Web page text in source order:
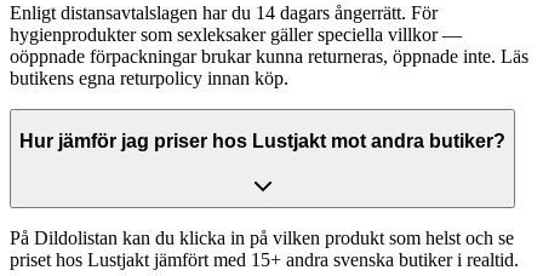
Enligt distansavtalslagen har du 14 dagars ångerrätt. För
hygienprodukter som sexleksaker gäller speciella villkor —
oöppnade förpackningar brukar kunna returneras, öppnade inte. Läs
butikens egna returpolicy innan köp.
Hur jämför jag priser hos Lustjakt mot andra butiker?
På Dildolistan kan du klicka in på vilken produkt som helst och se
priset hos Lustjakt jämfört med 15+ andra svenska butiker i realtid.